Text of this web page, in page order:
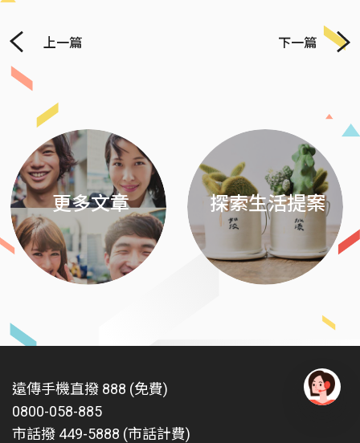
上一篇 下一篇
更多文章 探索生活提案
遠傳手機直撥 888 (免費)
0800-058-885
市話撥 449-5888 (市話計費)